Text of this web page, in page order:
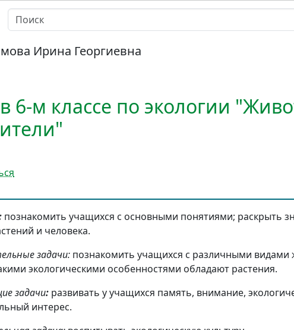
Ирина Георгиевна
6-м классе по экологии
познакомить учащихся с основными понятиями; раскрыть
и человека.
задачи: познакомить учащихся с различными
экологическими особенностями обладают растения.
задачи: развивать у учащихся память, внимание,
интерес.